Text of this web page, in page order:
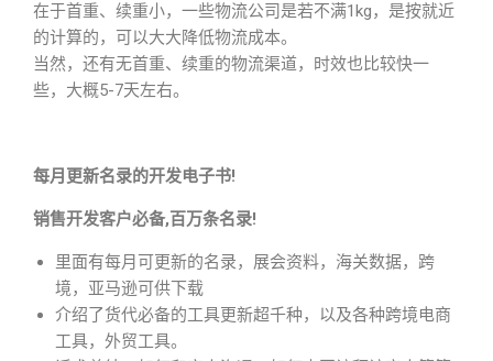
在于首重、续重小，一些物流公司是若不满1kg，是按就近
的计算的，可以大大降低物流成本。
当然，还有无首重、续重的物流渠道，时效也比较快一
些，大概5-7天左右。
每月更新名录的开发电子书!
销售开发客户必备,百万条名录!
里面有每月可更新的名录，展会资料，海关数据，跨
境，亚马逊可供下载
介绍了货代必备的工具更新超千种，以及各种跨境电商
工具，外贸工具。